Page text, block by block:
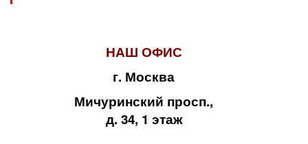
НАШ ОФИС
г. Москва
Мичуринский просп.,
д. 34, 1 этаж